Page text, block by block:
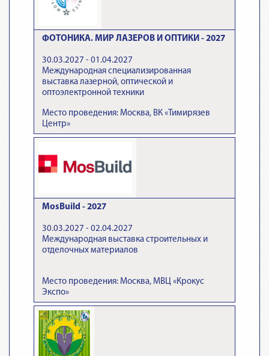
ФОТОНИКА. МИР ЛАЗЕРОВ И ОПТИКИ - 2027
30.03.2027 - 01.04.2027
Международная специализированная
выставка лазерной, оптической и
оптоэлектронной техники
Место проведения: Москва, ВК «Тимирязев
Центр»
MosBuild - 2027
30.03.2027 - 02.04.2027
Международная выставка строительных и
отделочных материалов
Место проведения: Москва, МВЦ «Крокус
Экспо»